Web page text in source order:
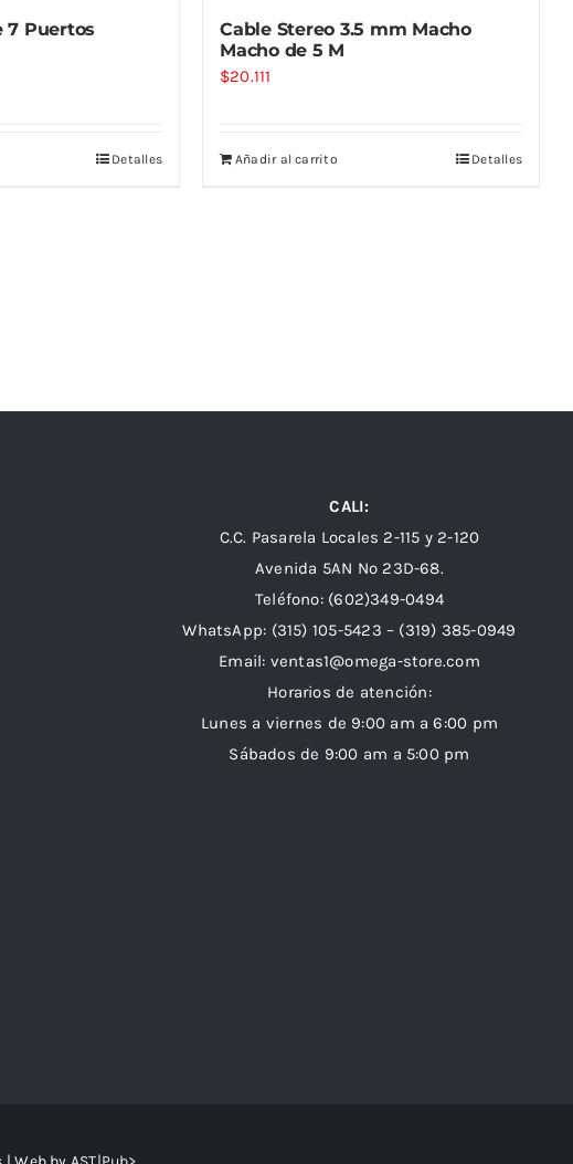
7 Puertos
Detalles
Cable Stereo 3.5 mm Macho
Macho de 5 M
$20.111
Añadir al carrito Detalles
CALI:
C.C. Pasarela Locales 2-115 y 2-120
Avenida 5AN Nº 23D-68.
Teléfono: (602)349-0494
WhatsApp: (315) 105-5423 – (319) 385-0949
Email: ventas1@omega-store.com
Horarios de atención:
Lunes a viernes de 9:00 am a 6:00 pm
Sábados de 9:00 am a 5:00 pm